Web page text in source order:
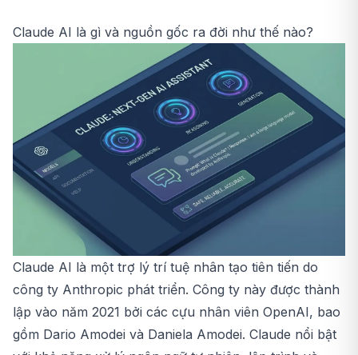
Claude AI là gì và nguồn gốc ra đời như thế nào?
Claude AI là một trợ lý trí tuệ nhân tạo tiên tiến do
công ty Anthropic phát triển. Công ty này được thành
lập vào năm 2021 bởi các cựu nhân viên OpenAI, bao
gồm Dario Amodei và Daniela Amodei. Claude nổi bật